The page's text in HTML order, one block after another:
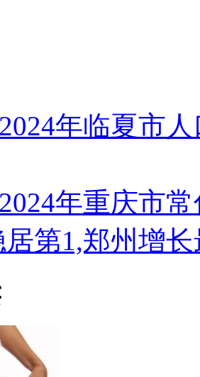
2024年临夏市
2024年重庆市
第1,郑州增